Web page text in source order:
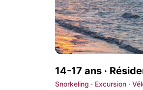
14-17 ans ·
Snorkeling · Excursion ·